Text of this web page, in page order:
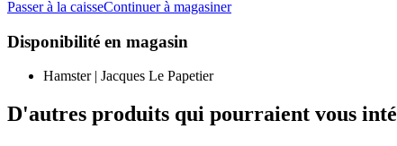
Passer à la caisseContinuer à magasiner
Disponibilité en magasin
Hamster | Jacques Le Papetier
D'autres produits qui pourraient vous